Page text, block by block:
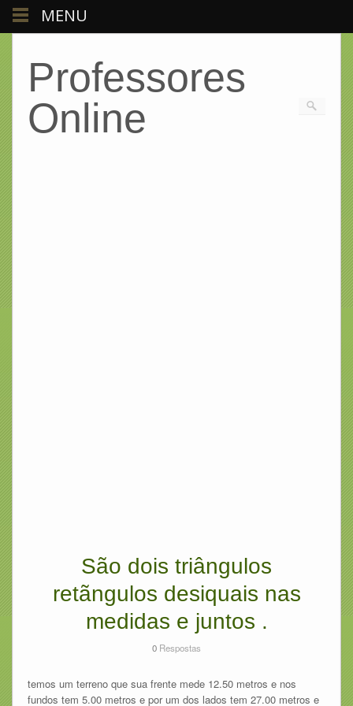
Professores
Online
São dois triângulos
retãngulos desiquais nas
medidas e juntos .
0 Respostas
temos um terreno que sua frente mede 12.50 metros e nos
fundos tem 5.00 metros e por um dos lados tem 27.00 metros e
MENU